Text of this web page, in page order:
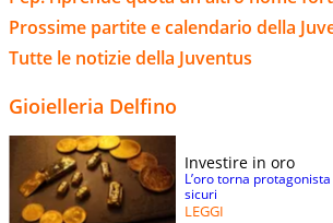
Prossime partite e calendario della
Tutte le notizie della Juventus
Gioielleria Delfino
Investire in oro
L’oro torna
sicuri
LEGGI